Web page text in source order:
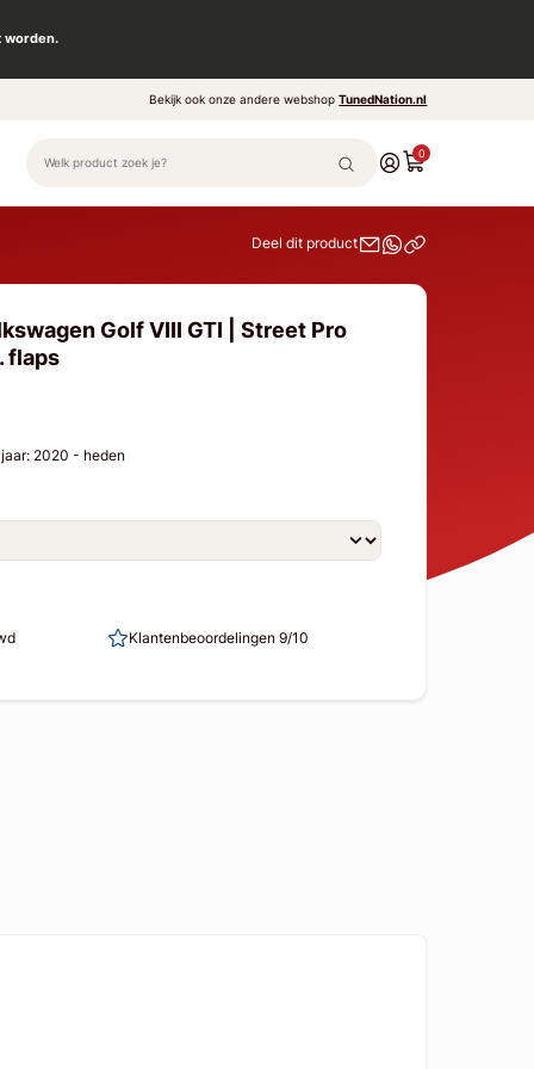
worden.
Bekijk ook onze andere webshopTunedNation.nl
0
Deel dit product
Golf VIII GTI | Street Pro
flaps
2020 - heden
Klantenbeoordelingen 9/10